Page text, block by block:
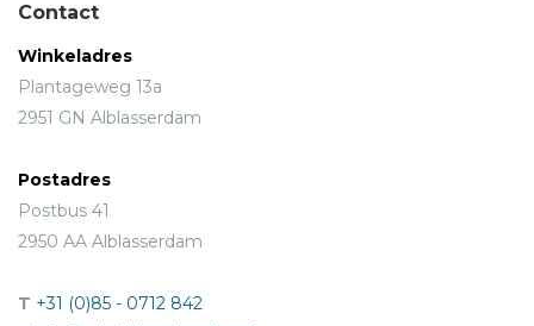
Contact
Winkeladres
Plantageweg 13a
2951 GN Alblasserdam
Postadres
Postbus 41
2950 AA Alblasserdam
T +31 (0)85 - 0712 842